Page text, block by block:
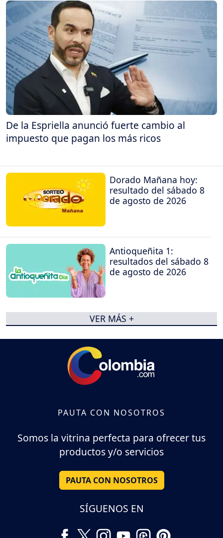
De la Espriella anunció fuerte cambio al
impuesto que pagan los más ricos
Dorado Mañana hoy:
resultado del sábado 8
de agosto de 2026
Antioqueñita 1:
resultados del sábado 8
de agosto de 2026
VER MÁS +
PAUTA CON NOSOTROS
Somos la vitrina perfecta para ofrecer tus
productos y/o servicios
PAUTA CON NOSOTROS
SÍGUENOS EN